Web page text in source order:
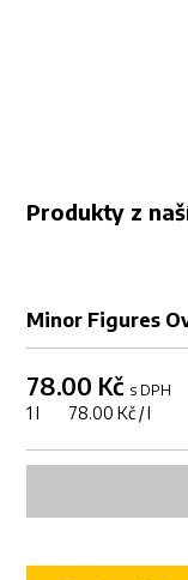
Produkty z
Minor Figures
78.00 Kč s DPH
1 l 78.00 Kč / l